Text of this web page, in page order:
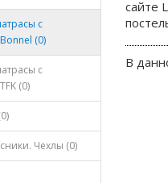
с
(0)
с
(0)
Чехлы (0)
сайте
В